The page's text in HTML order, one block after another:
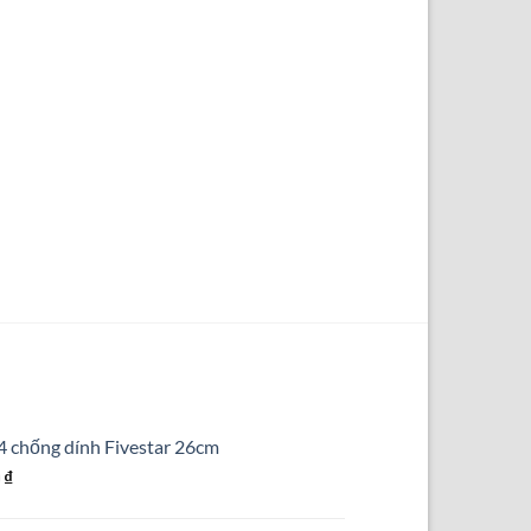
chống dính Fivestar 26cm
₫Giá